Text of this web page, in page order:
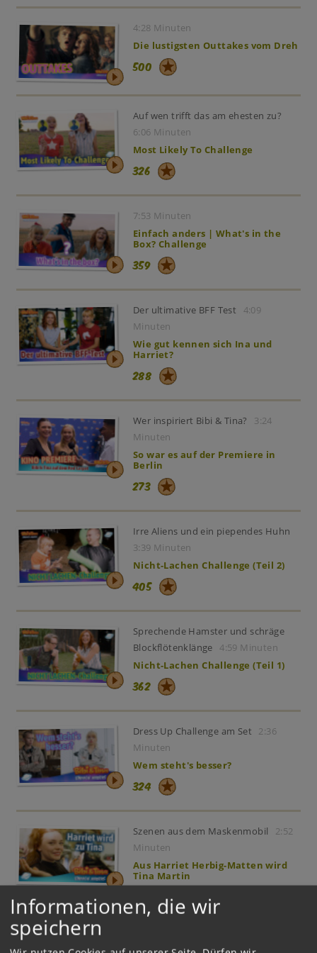
4:28 Minuten
Die lustigsten Outtakes vom Dreh
500
Auf wen trifft das am ehesten zu?
6:06 Minuten
Most Likely To Challenge
326
7:53 Minuten
Einfach anders | What's in the
Box? Challenge
359
Der ultimative BFF Test
4:09
Minuten
Wie gut kennen sich Ina und
Harriet?
288
Wer inspiriert Bibi & Tina?
3:24
Minuten
So war es auf der Premiere in
Berlin
273
Irre Aliens und ein piependes Huhn
3:39 Minuten
Nicht-Lachen Challenge (Teil 2)
405
Sprechende Hamster und schräge
Blockflötenklänge
4:59 Minuten
Nicht-Lachen Challenge (Teil 1)
362
Dress Up Challenge am Set
2:36
Minuten
Wem steht's besser?
324
Szenen aus dem Maskenmobil
2:52
Minuten
Aus Harriet Herbig-Matten wird
Tina Martin
Informationen, die wir
speichern